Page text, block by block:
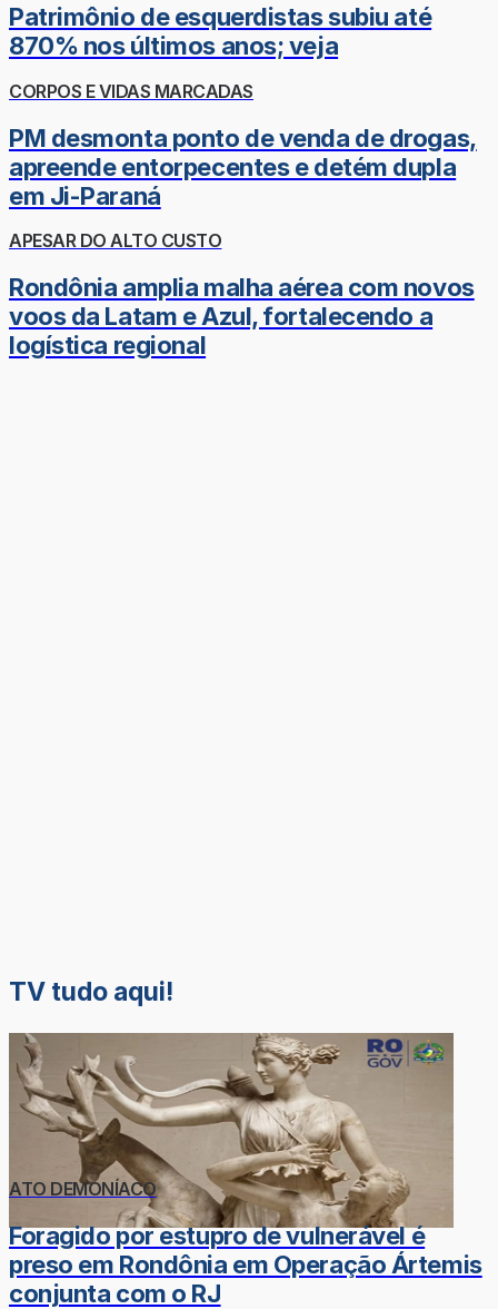
Patrimônio de esquerdistas subiu até
870% nos últimos anos; veja
CORPOS E VIDAS MARCADAS
PM desmonta ponto de venda de drogas,
apreende entorpecentes e detém dupla
em Ji-Paraná
APESAR DO ALTO CUSTO
Rondônia amplia malha aérea com novos
voos da Latam e Azul, fortalecendo a
logística regional
TV tudo aqui!
ATO DEMONÍACO
Foragido por estupro de vulnerável é
preso em Rondônia em Operação Ártemis
conjunta com o RJ